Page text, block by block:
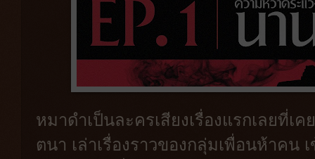
หมาดำเป็นละครเสียงเรื่องแรกเลยที่เ
ตนา เล่าเรื่องราวของกลุ่มเพื่อนห้าคน